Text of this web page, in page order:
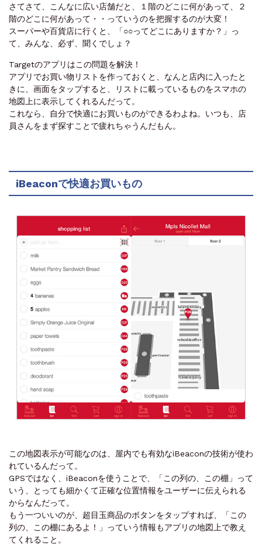
さてさて、こんなに広い店舗だと、１階のどこに何があって、２
階のどこに何があって・・っていうのを把握するのが大変！
スーパーや百貨店に行くと、「○○ってどこにありますか？」っ
て、みんな、必ず、聞くでしょ？
Targetのアプリはこの問題を解決！
アプリでお買い物リストを作っておくと、なんと店内に入ったと
きに、画面をタップすると、リストに載っているものをスマホの
地図上に表示してくれるんだって。
これなら、自分で快適にお買いものができるわよね。いつも、店
員さんをまず探すことで疲れちゃうんだもん。
iBeaconで快適お買いもの
この地図表示が可能なのは、屋内でも有効なiBeaconの技術が使わ
れているんだって。
GPSではなく、iBeaconを使うことで、「この列の、この棚」って
いう、とっても細かくて正確な位置情報をユーザーに伝えられる
からなんだって。
もう一ついいのが、超目玉商品のボタンをタップすれば、「この
列の、この棚にあるよ！」っていう情報もアプリの地図上で教え
てくれること。